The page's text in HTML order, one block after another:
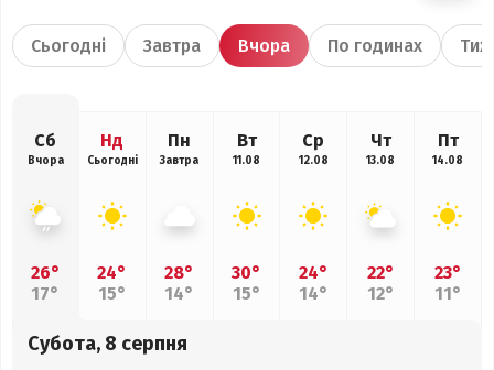
Сьогодні Завтра Вчора По годинах
Сб
Вчора
26°
17°
Нд
Сьогодні
24°
15°
Пн
Завтра
28°
14°
Вт
11.08
30°
15°
Ср
12.08
24°
14°
Чт
13.08
22°
12°
Пт
14.08
23°
11°
Субота, 8 серпня